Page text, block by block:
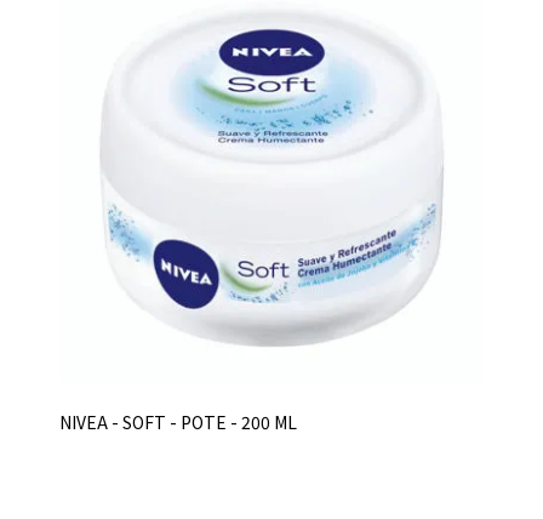
NIVEA - SOFT - POTE - 200 ML